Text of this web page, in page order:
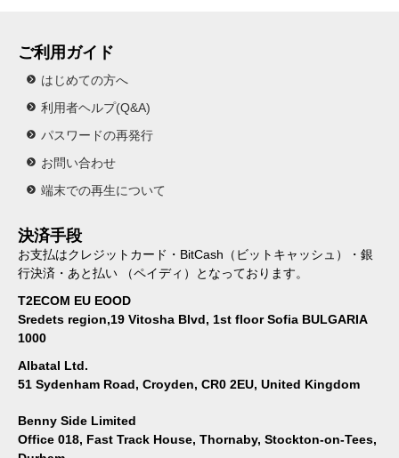
ご利用ガイド
はじめての方へ
利用者ヘルプ(Q&A)
パスワードの再発行
お問い合わせ
端末での再生について
決済手段
お支払はクレジットカード・BitCash（ビットキャッシュ）・銀
行決済・あと払い （ペイディ）となっております。
T2ECOM EU EOOD
Sredets region,19 Vitosha Blvd, 1st floor Sofia BULGARIA
1000
Albatal Ltd.
51 Sydenham Road, Croyden, CR0 2EU, United Kingdom
Benny Side Limited
Office 018, Fast Track House, Thornaby, Stockton-on-Tees,